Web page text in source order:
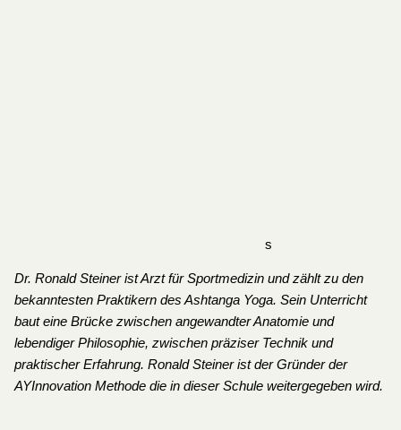
s
Dr. Ronald Steiner ist Arzt für Sportmedizin und zählt zu den
bekanntesten Praktikern des Ashtanga Yoga. Sein Unterricht
baut eine Brücke zwischen angewandter Anatomie und
lebendiger Philosophie, zwischen präziser Technik und
praktischer Erfahrung. Ronald Steiner ist der Gründer der
AYInnovation Methode die in dieser Schule weitergegeben wird.